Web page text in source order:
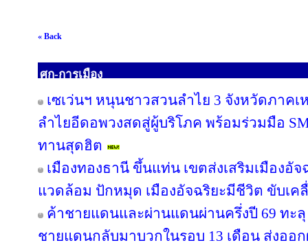
« Back
ศก-การเมือง
เซเว่นฯ หนุนชาวสวนลำไย 3 จังหวัดภาค
ลำไยอีดอพวงสดสู่ผู้บริโภค พร้อมร่วมมือ
ทานสุดฮิต
เมืองทองธานี ขึ้นแท่น เขตส่งเสริมเมืองอั
แวดล้อม ปักหมุด เมืองอัจฉริยะมีชีวิต ขับเค
ค้าชายแดนและผ่านแดนผ่านครึ่งปี 69 ทะลุ
ชายแดนกลับมาบวกในรอบ 13 เดือน ส่งออ